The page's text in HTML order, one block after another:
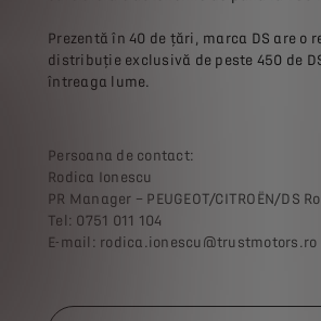
Prezentă în 40 de țări, marca DS are o
distribuție exclusivă de peste 450 de DS
întreaga lume.
Persoana de contact:
Rodica Ionescu
PR Manager – PEUGEOT/CITROËN/DS
Tel: 0751 011 104
E-mail: rodica.ionescu@trustmotors.ro